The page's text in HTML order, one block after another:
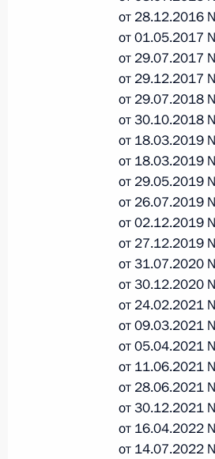
О внесении
недвижимости»
26 июля 2026
О внесении
кодекса
26 июля 2026
О внесении
26 июля 2026
О внесении
от 28.12.2016
от 01.05.2017
от 29.07.2017
от 29.12.2017
от 29.07.2018
от 30.10.2018
от 18.03.2019
от 18.03.2019
от 29.05.2019
от 26.07.2019
от 02.12.2019
от 27.12.2019
от 31.07.2020
от 30.12.2020
от 24.02.2021
от 09.03.2021
от 05.04.2021
от 11.06.2021
от 28.06.2021
от 30.12.2021
от 16.04.2022
от 14.07.2022